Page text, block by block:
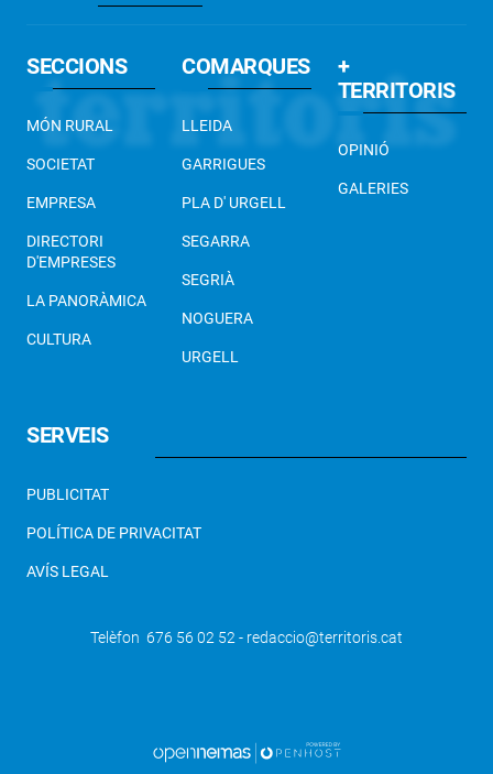
SECCIONS
MÓN RURAL
SOCIETAT
EMPRESA
DIRECTORI
D'EMPRESES
LA PANORÀMICA
CULTURA
COMARQUES
LLEIDA
GARRIGUES
PLA D' URGELL
SEGARRA
SEGRIÀ
NOGUERA
URGELL
+
TERRITORIS
OPINIÓ
GALERIES
SERVEIS
PUBLICITAT
POLÍTICA DE PRIVACITAT
AVÍS LEGAL
Telèfon 676 56 02 52 - redaccio@territoris.cat